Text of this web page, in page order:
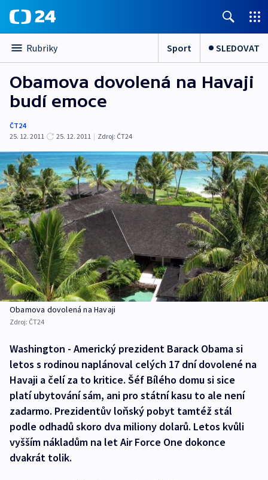
Rubriky Sport SLEDOVAT
Obamova dovolená na Havaji
budí emoce
ČT24
25. 12. 2011
25. 12. 2011 | Zdroj: ČT24
Obamova dovolená na Havaji
Zdroj: ČT24
Washington - Americký prezident Barack Obama si
letos s rodinou naplánoval celých 17 dní dovolené na
Havaji a čelí za to kritice. Šéf Bílého domu si sice
platí ubytování sám, ani pro státní kasu to ale není
zadarmo. Prezidentův loňský pobyt tamtéž stál
podle odhadů skoro dva miliony dolarů. Letos kvůli
vyšším nákladům na let Air Force One dokonce
dvakrát tolik.